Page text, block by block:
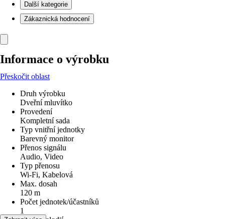
Další kategorie
Zákaznická hodnocení
Informace o výrobku
Přeskočit oblast
Druh výrobku
Dveřní mluvítko
Provedení
Kompletní sada
Typ vnitřní jednotky
Barevný monitor
Přenos signálu
Audio, Video
Typ přenosu
Wi-Fi, Kabelová
Max. dosah
120 m
Počet jednotek/účastníků
1